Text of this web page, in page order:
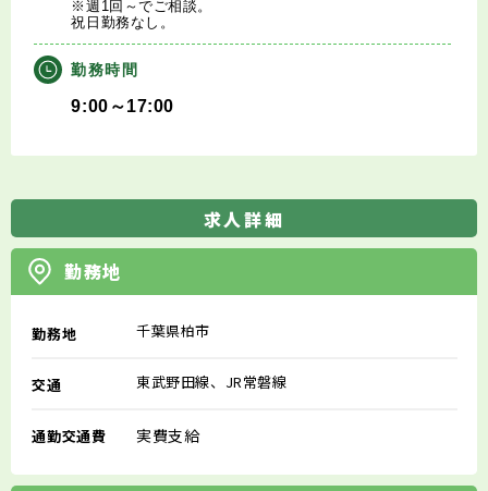
※週1回～でご相談。
祝日勤務なし。
勤務時間
9:00～17:00
求人詳細
勤務地
勤務地 千葉県柏市
交通 東武野田線、JR常磐線
通勤交通費 実費支給